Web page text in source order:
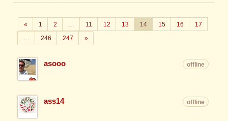
«Zurück
1 2 11 12 13 14 15 16
17
…
246 247 »Weiter
asooo offline
ass14 offline